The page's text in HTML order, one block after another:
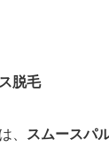
脱毛
、 スムースパ